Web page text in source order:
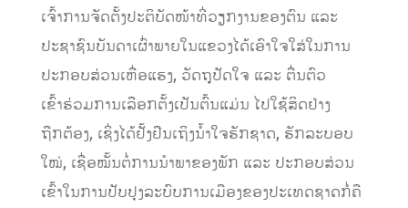
ເຈົ້າການຈັດຕັ້ງປະຕິບັດໜ້າທີ່ວຽກງານຂອງຕົນ ແລະ
ປະຊາຊົນບັນດາເຜົ່າພາຍໃນແຂວງໄດ້ເອົາໃຈໃສ່ໃນການ
ປະກອບສ່ວນເຫື່ອແຮງ, ວັດຖຸປັດໃຈ ແລະ ຕື່ນຕົວ
ເຂົ້າຮ່ວມການເລືອກຕັ້ງເປັນຕົ້ນແມ່ນ ໄປໃຊ້ສິດຢ່າງ
ຖືກຕ້ອງ, ເຊິ່ງໄດ້ຢັ້ງຢືນເຖິງນ້ຳໃຈຮັກຊາດ, ຮັກລະບອບ
ໃໝ່, ເຊື່ອໝັ້ນຕໍ່ການນຳພາຂອງພັກ ແລະ ປະກອບສ່ວນ
ເຂົ້າໃນການປັບປຸງລະບົບການເມືອງຂອງປະເທດຊາດກໍ່ຄື